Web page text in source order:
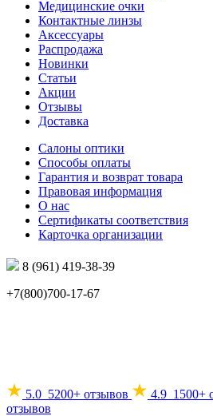
Медицинские очки
Контактные линзы
Аксессуары
Распродажа
Новинки
Статьи
Акции
Отзывы
Доставка
Салоны оптики
Способы оплаты
Гарантия и возврат товара
Правовая информация
О нас
Сертификаты соответствия
Карточка организации
8 (961) 419-38-39
+7(800)700-17-67
5.0 5200+ отзывов 4.9 1500+
отзывов